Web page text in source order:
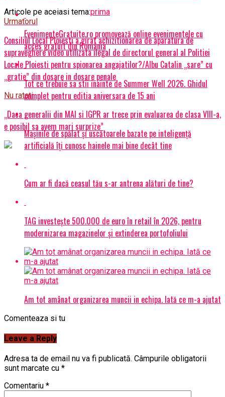
Articole pe aceiasi tema:prima
Urmatorul
Consiliul Local Ploiesti a girat achizitionarea de aparatura de
supraveghere video utilizata ilegal de directorul general al Politiei
Locale Ploiesti pentru spionarea angajatilor?/Albu Catalin „sare” cu
„gratie” din dosare in dosare penale
Nu ratati
„Daca generalii din MAI si IGPR ar trece prin evaluarea de clasa VIII-a,
e posibil sa avem mari surprize”
EvenimenteGratuite.ro promovează online evenimentele cu
acces gratuit din România
Tot ce trebuie sa stii inainte de Summer Well 2026. Ghidul
complet pentru editia aniversara de 15 ani
Mașinile de spălat și uscătoarele bazate pe inteligență
artificială îți cunosc hainele mai bine decât tine
Cum ar fi dacă ceasul tău s-ar antrena alături de tine?
TAG investește 500.000 de euro în retail în 2026, pentru
modernizarea magazinelor și extinderea portofoliului
Am tot amânat organizarea muncii in echipa. Iată ce m-a ajutat
Comenteaza si tu
Leave a Reply
Adresa ta de email nu va fi publicată. Câmpurile obligatorii
sunt marcate cu *
Comentariu *